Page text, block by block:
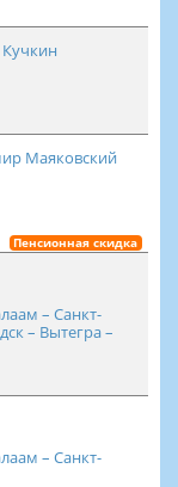
Маяковский
Пенсионная скидка
– Санкт-
– Вытегра –
– Санкт-